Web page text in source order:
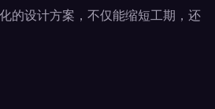
的设计方案，不仅能缩短工期，还